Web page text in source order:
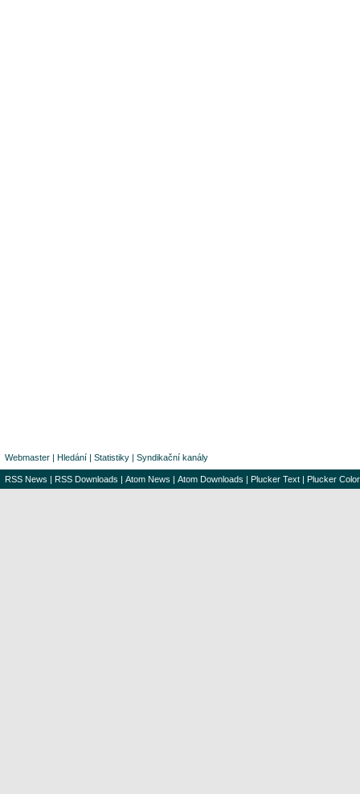
Webmaster | Hledání | Statistiky | Syndikační kanály
RSS News | RSS Downloads | Atom News | Atom Downloads | Plucker Text | Plucker Color